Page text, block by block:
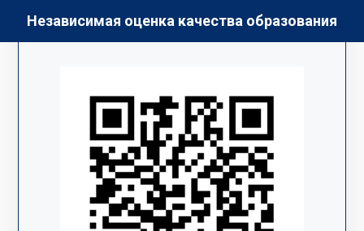
Независимая оценка качества образования